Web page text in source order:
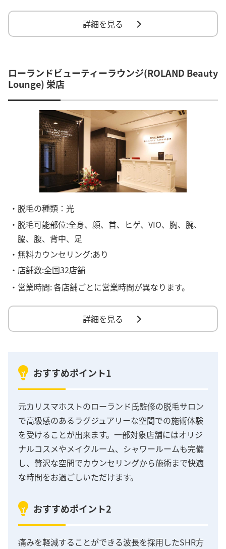
詳細を見る
ローランドビューティーラウンジ(ROLAND Beauty
Lounge) 栄店
・脱毛の種類：光
・脱毛可能部位:全身、顔、首、ヒゲ、VIO、胸、腕、
脇、腹、背中、足
・無料カウンセリング:あり
・店舗数:全国32店舗
・営業時間:各店舗ごとに営業時間が異なります。
詳細を見る
おすすめポイント1
元カリスマホストのローランド氏監修の脱毛サロン
で高級感のあるラグジュアリーな空間での施術体験
を受けることが出来ます。一部対象店舗にはオリジ
ナルコスメやメイクルーム、シャワールームも完備
し、贅沢な空間でカウンセリングから施術まで快適
な時間をお過ごしいただけます。
おすすめポイント2
痛みを軽減することができる波長を採用したSHR方